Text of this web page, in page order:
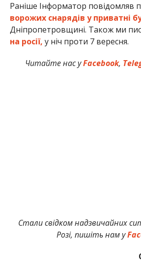
Раніше Інформатор повідомляв
ворожих снарядів у приватні
Дніпропетровщині. Також ми
на росії, у ніч проти 7 вересня.
Читайте нас уFacebook,
Стали свідком надзвичайних
Розі, пишіть нам у